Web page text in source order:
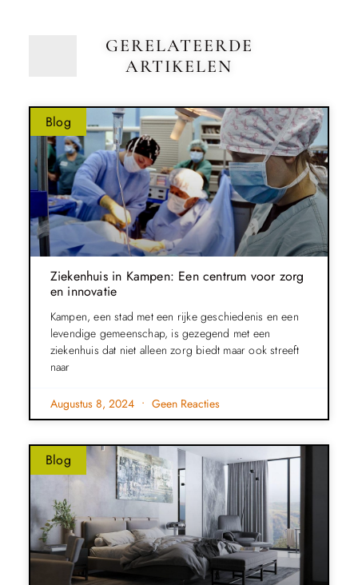
GERELATEERDE
ARTIKELEN
Blog
Ziekenhuis in Kampen: Een centrum voor zorg
en innovatie
Kampen, een stad met een rijke geschiedenis en een
levendige gemeenschap, is gezegend met een
ziekenhuis dat niet alleen zorg biedt maar ook streeft
naar
Augustus 8, 2024 Geen Reacties
Blog